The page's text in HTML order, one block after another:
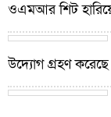
ওএমআর শিট
উদ্যোগ গ্রহণ করেছে